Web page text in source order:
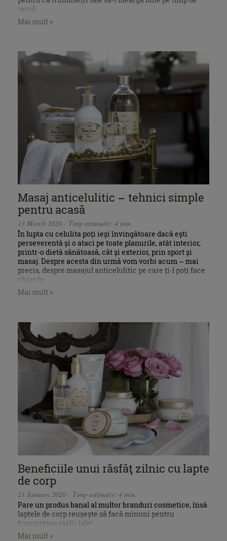
iarnă.
Mai mult »
Masaj anticelulitic – tehnici simple
pentru acasă
13 March 2020 - Timp estimativ: 4 min.
În lupta cu celulita poți ieși învingătoare dacă ești
perseverentă și o ataci pe toate planurile, atât interior,
printr-o dietă sănătoasă, cât și exterior, prin sport și
masaj. Despre acesta din urmă vom vorbi acum – mai
precis, despre masajul anticelulitic pe care ți-l poți face
chiar tu.
Mai mult »
Beneficiile unui răsfăţ zilnic cu lapte
de corp
21 January 2020 - Timp estimativ: 4 min.
Pare un produs banal al multor branduri cosmetice, însă
laptele de corp reușește să facă minuni pentru
frumusețea pielii tale!
Mai mult »